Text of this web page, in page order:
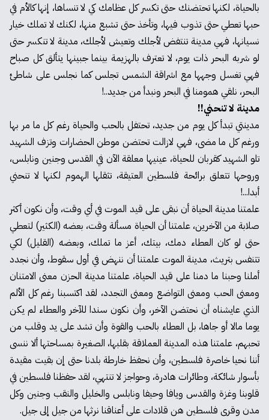
بالحياة، لكنها تحتضنك حتى تكسر كل عظامك كي لا تنساها، إنها كالأم في
حبها تعطي حتى تذوب فيها، وتأخذ حتى تشبع منها، لكنك لا تملك خيار
نسيانها، فهي مدينة تنتفض لأجلك وتعيش لأجلك، مدينة لا تنكسر حتى
لو شربه البحر ذات يوم، لا تعترف بالهزيمة بينما جبينها يتألق كل صباح
فهي تغسل وجهها مع اشراقة الشمس تجلس كما نجلس على شاطئ
البحر، نلقي همومنا في البحر ونبدأ من جديد..!
مدينة لا تنحني!!
مدينتي تبدأ كل يوم من جديد، تحتفل بالحب والحياة رغم كل ما مر بها
ورغم كل ما مضى، فهي لازالت تحتضن موطن الحضارات وتزف الشهيد
تلو الشهيد كقربان للحياة، عينيها معلقة الآن في القدس وجنين ونابلس،
وروحها تتعلق برائحة فلسطين العتيقة، تثقلها الهموم لكنها لا تنحني
أبدا...!
علمتنا مدينة الحياة أن نبقى على قيد الموت في أي وقت، وأن نكون أكثر
صلابة من الآخرين، علمتنا أن الحياة مسألة وقت، بعضه (الكثير) لتعطي
حتى لو كان العطاء دمك، بيتك، أعز ما تملك، وبعضه (القليل) لكي
تتنفس بتريث، مدينة الموت علمتنا أن ننهض في أول سقوط، وأن نجدد
أملنا وحبنا ما دمنا على قيد الحياة، علمتنا مدينة الحزن معنى الامتنان
ومعنى الحب ومعنى التواضع ومعنى التجدد، لقد اكتسبنا رغم كل الألم
الذي عايشناه أن نحتضن الآخر، وأن نكون سندا للآخر والعطاء لم يكن
يوما مالا أو جاها، بل العطاء بالحب والقوة وأن تشد على يد وقلب من
تحبهم، علمتنا هذه المدينة العملاقة بقلبها، الصغيرة بمساحتها ألا ننسى
أننا نحيا خاصرة فلسطين، وأن نحفظ خارطة بلدنا حتى إن بقيت مقيدة
بأسوار شائكة، وطائرات هادرة، وحواجز لا تنتهي، لقد حفظنا فلسطين في
قلوبنا وغزة والقدس ويافا وحيفا ونابلس والخليل والنقب وجنين وكل
مدن وقرى فلسطين هن قلادات على أعناقنا نرثها من جيل إلى جيل.